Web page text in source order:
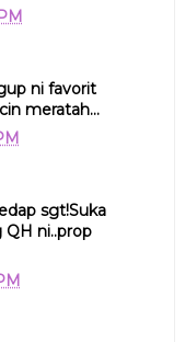
ni favorit
meratah...
sgt!Suka
ni..prop